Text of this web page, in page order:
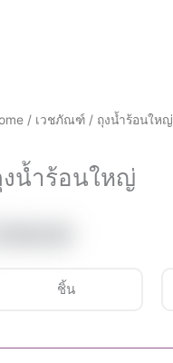
/ เวชภัณฑ์ / ถุงน้ำร้อนใหญ่
น้ำร้อนใหญ่
ชิ้น